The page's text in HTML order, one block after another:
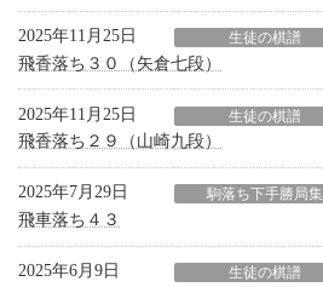
2025年11月25日 生徒の棋譜
飛香落ち３０（矢倉七段）
2025年11月25日 生徒の棋譜
飛香落ち２９（山崎九段）
2025年7月29日 駒落ち下手勝局集
飛車落ち４３
2025年6月9日 生徒の棋譜